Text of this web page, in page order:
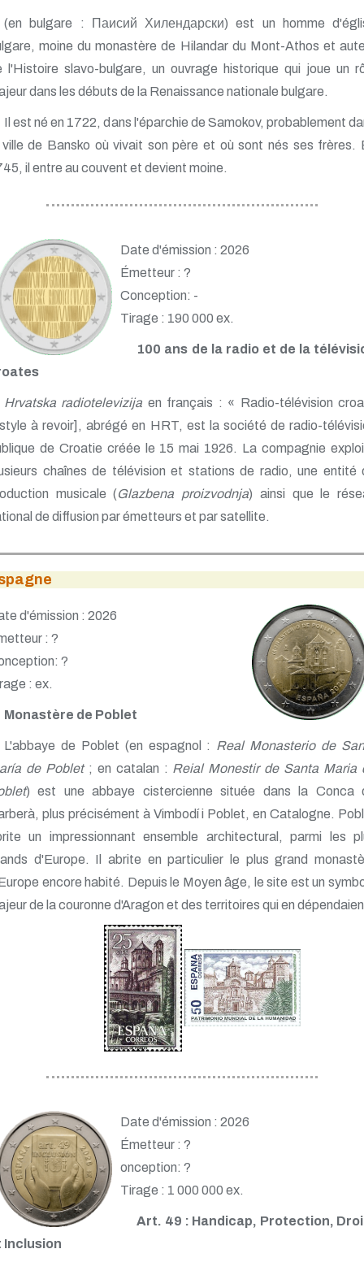
(en bulgare : Паисий Хилендарски) est un homme
moine du monastère de Hilandar du Mont-Athos et
l'Histoire slavo-bulgare, un ouvrage historique qui joue un
dans les débuts de la Renaissance nationale bulgare.
Il est né en 1722, dans l'éparchie de Samokov, probablement
de Bansko où vivait son père et où sont nés ses frères.
il entre au couvent et devient moine.
Date d'émission : 2026
Émetteur : ?
Conception: -
Tirage : 190 000 ex.
100 ans de la radio et de la
Hrvatska radiotelevizija en français : « Radio-télévision
à revoir], abrégé en HRT, est la société de radio-
de Croatie créée le 15 mai 1926. La compagnie
chaînes de télévision et stations de radio, une entité
musicale (Glazbena proizvodnja) ainsi que le
de diffusion par émetteurs et par satellite.
d'émission : 2026
: ?
?
: ex.
Monastère de Poblet
L'abbaye de Poblet (en espagnol : Real Monasterio de
de Poblet; en catalan : Reial Monestir de Santa Maria
) est une abbaye cistercienne située dans la Conca
plus précisément à Vimbodí i Poblet, en Catalogne.
un impressionnant ensemble architectural, parmi les
d'Europe. Il abrite en particulier le plus grand
encore habité. Depuis le Moyen âge, le site est un
de la couronne d'Aragon et des territoires qui en
Date d'émission : 2026
Émetteur : ?
onception: ?
Tirage : 1 000 000 ex.
Art. 49 : Handicap, Protection,
Inclusion